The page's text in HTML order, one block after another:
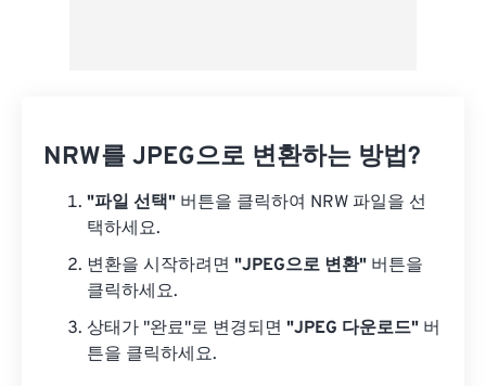
NRW를 JPEG으로 변환하는 방법?
"파일 선택" 버튼을 클릭하여 NRW 파일을 선
택하세요.
변환을 시작하려면 "JPEG으로 변환" 버튼을
클릭하세요.
상태가 "완료"로 변경되면 "JPEG 다운로드" 버
튼을 클릭하세요.